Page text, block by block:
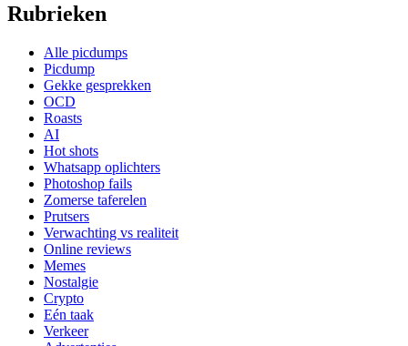
Rubrieken
Alle picdumps
Picdump
Gekke gesprekken
OCD
Roasts
AI
Hot shots
Whatsapp oplichters
Photoshop fails
Zomerse taferelen
Prutsers
Verwachting vs realiteit
Online reviews
Memes
Nostalgie
Crypto
Eén taak
Verkeer